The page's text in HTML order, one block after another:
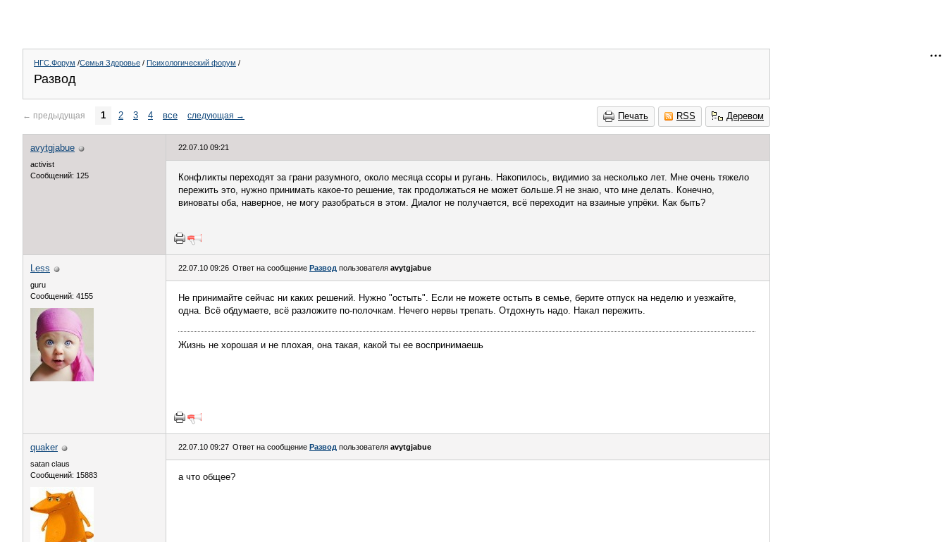
НГС.Форум /Семья Здоровье / Психологический форум /
Развод
Печать RSS Деревом
← предыдущая 1 2 3 4 все следующая →
avytgjabue
activist
Сообщений: 125
22.07.10 09:21
Конфликты переходят за грани разумного, около месяца ссоры и ругань. Накопилось, видимио за несколько лет. Мне очень тяжело
пережить это, нужно принимать какое-то решение, так продолжаться не может больше.Я не знаю, что мне делать. Конечно,
виноваты оба, наверное, не могу разобраться в этом. Диалог не получается, всё переходит на взаиные упрёки. Как быть?
Less
guru
Сообщений: 4155
22.07.10 09:26 Ответ на сообщение Развод пользователя avytgjabue
Не принимайте сейчас ни каких решений. Нужно "остыть". Если не можете остыть в семье, берите отпуск на неделю и уезжайте,
одна. Всё обдумаете, всё разложите по-полочкам. Нечего нервы трепать. Отдохнуть надо. Накал пережить.
Жизнь не хорошая и не плохая, она такая, какой ты ее воспринимаешь
quaker
satan claus
Сообщений: 15883
22.07.10 09:27 Ответ на сообщение Развод пользователя avytgjabue
а что общее?